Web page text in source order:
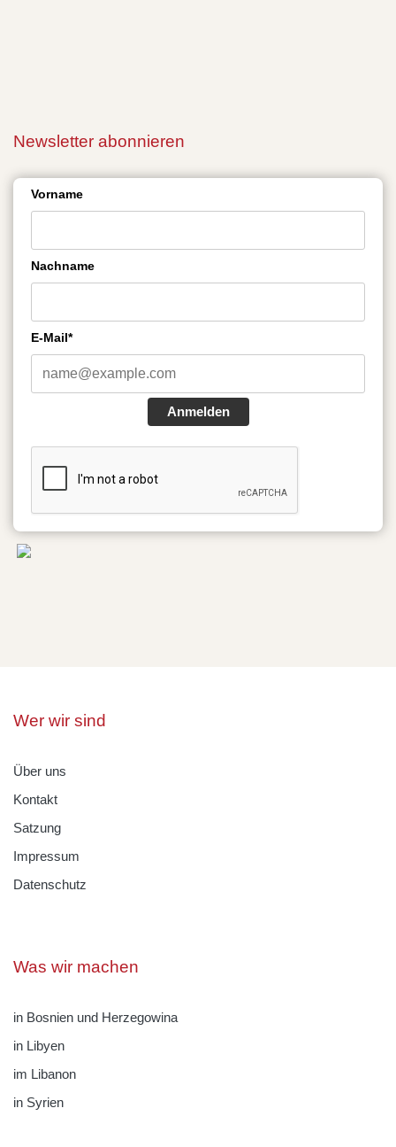
Newsletter abonnieren
Vorname
Nachname
E-Mail*
Anmelden
Wer wir sind
Über uns
Kontakt
Satzung
Impressum
Datenschutz
Was wir machen
in Bosnien und Herzegowina
in Libyen
im Libanon
in Syrien